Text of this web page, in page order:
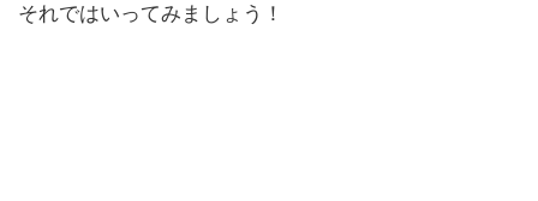
それではいってみましょう！